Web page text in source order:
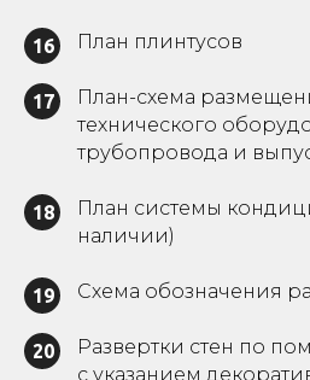
16 План плинтусов
17
План-схема
технического
трубопровода и
18
План системы
наличии)
19 Схема обозначения
20
Развертки стен по
с указанием